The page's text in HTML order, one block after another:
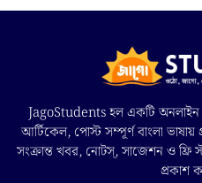
JagoStudents হল একটি অনলাইন
আর্টিকেল, পোস্ট সম্পূর্ণ বাংলা ভাষায়
সংক্রান্ত খবর, নোটস্, সাজেশন ও ফ্রি
প্রকাশ